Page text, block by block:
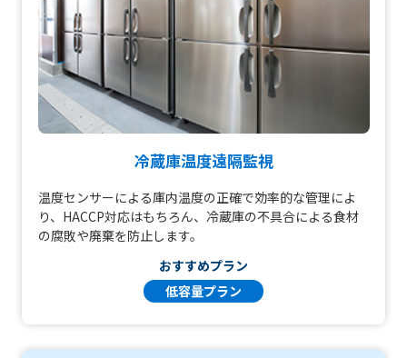
冷蔵庫温度遠隔監視
温度センサーによる庫内温度の正確で効率的な管理によ
り、HACCP対応はもちろん、冷蔵庫の不具合による食材
の腐敗や廃棄を防止します。
おすすめプラン
低容量プラン